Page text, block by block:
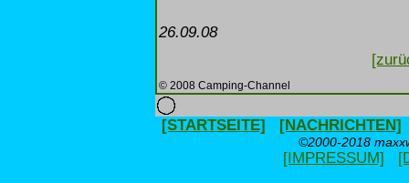
26.09.08
© 2008 Camping-Channel
[STARTSEITE] [NACHRICHTEN]
©2000-2018
[IMPRESSUM]